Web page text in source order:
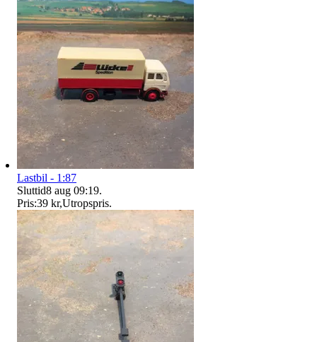
Lastbil - 1:87
Sluttid8 aug 09:19.
Pris:39 kr,Utropspris.